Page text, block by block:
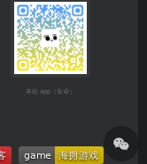
本站 app（安卓）